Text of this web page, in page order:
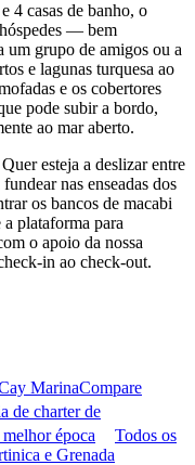
4 casas de banho, o
— bem
um grupo de amigos ou a
e lagunas turquesa ao
e os cobertores
pode subir a bordo,
ao mar aberto.
esteja a deslizar entre
nas enseadas dos
os bancos de macabi
plataforma para
o apoio da nossa
in ao check-out.
MarinaCompare
de charter de
época
Todos os
e Grenada